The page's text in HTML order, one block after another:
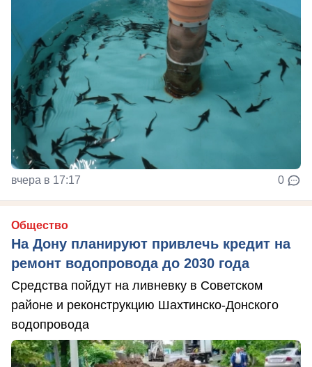
вчера в 17:17 0
Общество
На Дону планируют привлечь кредит на
ремонт водопровода до 2030 года
Средства пойдут на ливневку в Советском
районе и реконструкцию Шахтинско-Донского
водопровода